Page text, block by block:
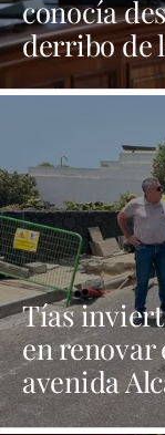
conocía
derribo de
Tías
en renovar
avenida
31 calles